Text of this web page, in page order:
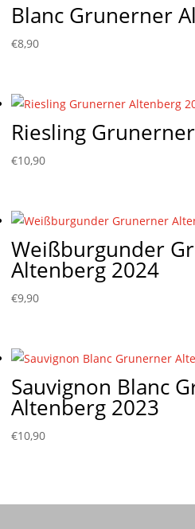
Blanc Grunerner
€8,90
Riesling
€10,90
Weißburgunder
Altenberg 2024
€9,90
Sauvignon Blanc
Altenberg 2023
€10,90